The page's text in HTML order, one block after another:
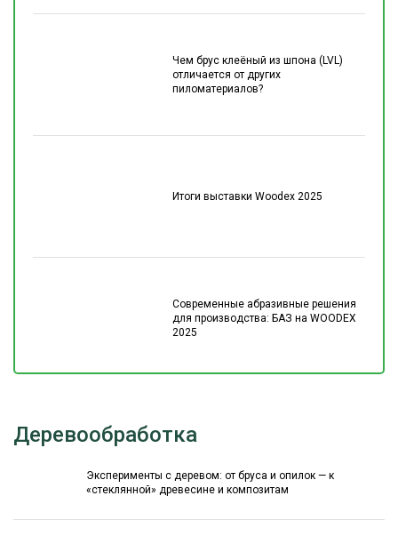
Чем брус клеёный из шпона (LVL)
отличается от других
пиломатериалов?
Итоги выставки Woodex 2025
Современные абразивные решения
для производства: БАЗ на WOODEX
2025
Деревообработка
Эксперименты с деревом: от бруса и опилок — к
«стеклянной» древесине и композитам